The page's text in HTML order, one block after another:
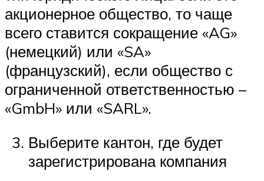
акционерное общество, то чаще
всего ставится сокращение «AG»
(немецкий) или «SA»
(французский), если общество с
ограниченной ответственностью –
«GmbH» или «SARL».
Выберите кантон, где будет
зарегистрирована компания